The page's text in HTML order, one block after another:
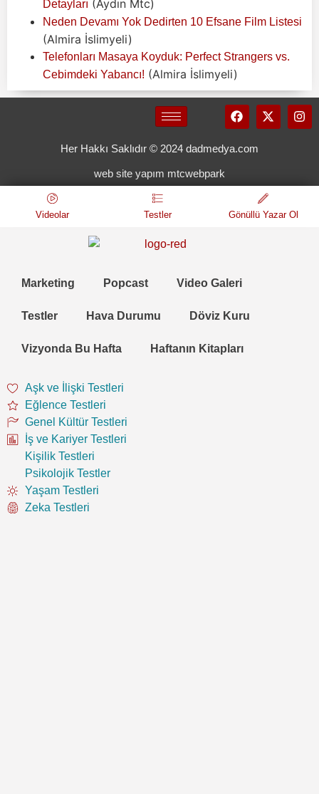
Detayları (Aydın Mtc)
Neden Devamı Yok Dedirten 10 Efsane Film Listesi
(Almira İslimyeli)
Telefonları Masaya Koyduk: Perfect Strangers vs.
Cebimdeki Yabancı! (Almira İslimyeli)
Her Hakkı Saklıdır © 2024 dadmedya.com
web site yapım mtcwebpark
Videolar Testler Gönüllü Yazar Ol
Marketing Popcast Video Galeri
Testler Hava Durumu Döviz Kuru
Vizyonda Bu Hafta Haftanın Kitapları
Aşk ve İlişki Testleri
Eğlence Testleri
Genel Kültür Testleri
İş ve Kariyer Testleri
Kişilik Testleri
Psikolojik Testler
Yaşam Testleri
Zeka Testleri